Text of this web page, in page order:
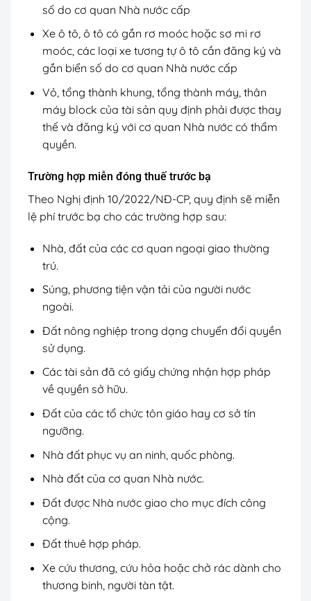
số do cơ quan Nhà nước cấp
Xe ô tô, ô tô có gắn rơ moóc hoặc sơ mi rơ
moóc, các loại xe tương tự ô tô cần đăng ký và
gắn biển số do cơ quan Nhà nước cấp
Vỏ, tổng thành khung, tổng thành máy, thân
máy block của tài sản quy định phải được thay
thế và đăng ký với cơ quan Nhà nước có thẩm
quyền.
Trường hợp miễn đóng thuế trước bạ
Theo Nghị định 10/2022/NĐ-CP, quy định sẽ miễn
lệ phí trước bạ cho các trường hợp sau:
Nhà, đất của các cơ quan ngoại giao thường
trú.
Súng, phương tiện vận tải của người nước
ngoài.
Đất nông nghiệp trong dạng chuyển đổi quyền
sử dụng.
Các tài sản đã có giấy chứng nhận hợp pháp
về quyền sở hữu.
Đất của các tổ chức tôn giáo hay cơ sở tín
ngưỡng.
Nhà đất phục vụ an ninh, quốc phòng.
Nhà đất của cơ quan Nhà nước.
Đất được Nhà nước giao cho mục đích công
cộng.
Đất thuê hợp pháp.
Xe cứu thương, cứu hỏa hoặc chở rác dành cho
thương binh, người tàn tật.